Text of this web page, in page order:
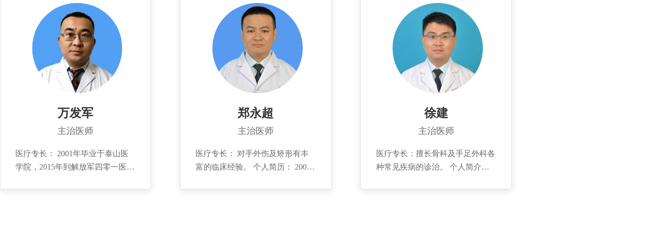
复、断指（肢）再植，拇指及手指
的再造有丰富的临床经验。 个人
简历： 大学本科，毕业于广州中
山医科大学，2000年于中国人民解
放军89医院进修手外科专业。任山
东省、青岛市医学会手外科分会委
学系，2009年获辽宁医学院医学硕
士学位。毕业后于解放军第205医
院（现968医院）工作，2009转业
至现单位。2011年在解放军401医
院进修，2018年在上海华山医院足
踝外科进修。长期从事手足外科相
关临床工作，对于手足外科常见临
床疾病的诊治具备丰富的临床经
验，尤其擅长足踝部拇外翻、高弓
足、平足症等相关疾病的矫形、功
手显微外科分会青年委员，中国骨
科创新与转化委员会青年委员会委
放军401医院进修手外专业。2017
年全国多地学习针刀疗法。
万发军
主治医师
医疗专长： 2001年毕业于泰山医
学院，2015年到解放军四零一医院
郑永超
主治医师
医疗专长： 对手外伤及矫形有丰
富的临床经验。 个人简历： 2003
徐建
主治医师
医疗专长：擅长骨科及手足外科各
种常见疾病的诊治。 个人简介：